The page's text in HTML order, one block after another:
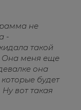
не
-
такой
Она меня еще
она
будет
вот такая